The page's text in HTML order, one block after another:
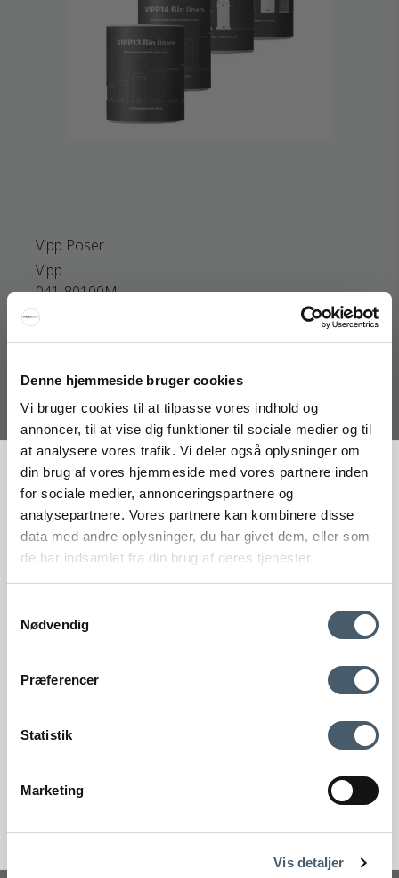
Denne hjemmeside bruger cookies
Vi bruger cookies til at tilpasse vores indhold og
annoncer, til at vise dig funktioner til sociale medier og til
at analysere vores trafik. Vi deler også oplysninger om
din brug af vores hjemmeside med vores partnere inden
for sociale medier, annonceringspartnere og
analysepartnere. Vores partnere kan kombinere disse
data med andre oplysninger, du har givet dem, eller som
de har indsamlet fra din brug af deres tjenester.
Nødvendig
Præferencer
Statistik
Marketing
Vis detaljer
Vipp Poser
Vipp
041-80100M
59 SEKför 2 st.
Erbjudande
Vipp Toalettborste Vipp11
FÅ 20 % RABATT
Få 20 % rabatt genom att prenumerera på vårt nyhetsbrev. *Din rabatt
kan inte användas på redan nedsatta varor eller produkter från
Rocket.
Genom att anmäla dig till vårt nyhetsbrev godkänner du att få vårt
Nej tack